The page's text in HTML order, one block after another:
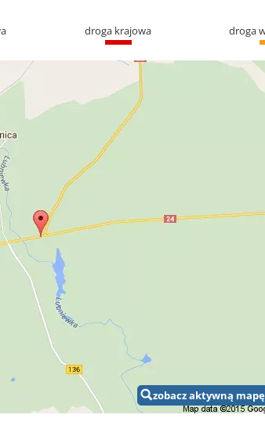
droga krajowa droga
zobacz aktywną mapę